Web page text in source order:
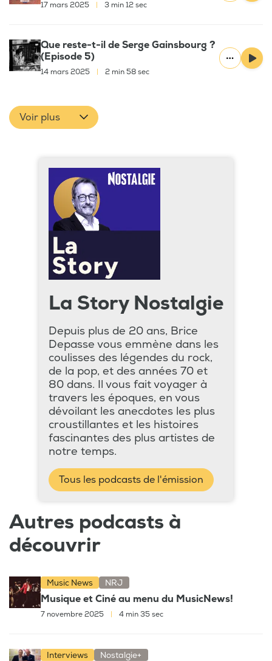
17 mars 2025 3 min 12 sec
Que reste-t-il de Serge Gainsbourg ?
(Episode 5)
14 mars 2025 2 min 58 sec
Voir plus
La Story Nostalgie
Depuis plus de 20 ans, Brice
Depasse vous emmène dans les
coulisses des légendes du rock,
de la pop, et des années 70 et
80 dans. Il vous fait voyager à
travers les époques, en vous
dévoilant les anecdotes les plus
croustillantes et les histoires
fascinantes des plus artistes de
notre temps.
Tous les podcasts de l'émission
Autres podcasts à
découvrir
Music News NRJ
Musique et Ciné au menu du MusicNews!
7 novembre 2025 4 min 35 sec
Interviews Nostalgie+